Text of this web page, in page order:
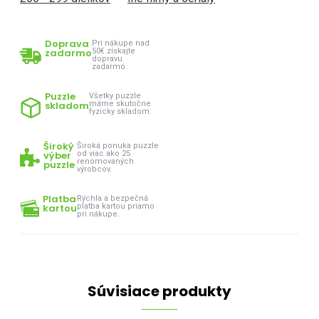
Doprava
zadarmo
Pri nákupe nad
50€ získajte
dopravu
zadarmo.
Puzzle
skladom
Všetky puzzle
máme skutočne
fyzicky skladom.
Široký
výber
puzzle
Široká ponuka puzzle
od viac ako 25
renomovaných
výrobcov.
Platba
kartou
Rýchla a bezpečná
platba kartou priamo
pri nákupe.
Súvisiace produkty